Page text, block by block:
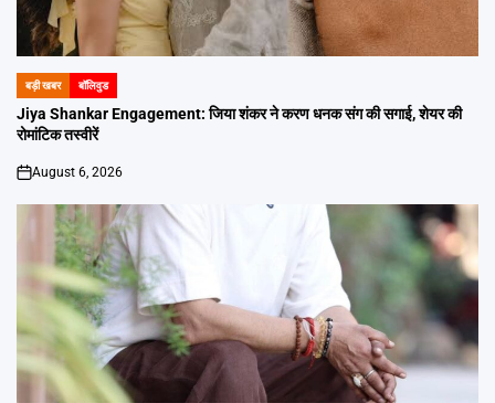
POSTED
IN
बड़ी खबर बॉलिवुड
Jiya Shankar Engagement: जिया शंकर ने करण धनक संग की सगाई, शेयर की
रोमांटिक तस्वीरें
on
August 6, 2026